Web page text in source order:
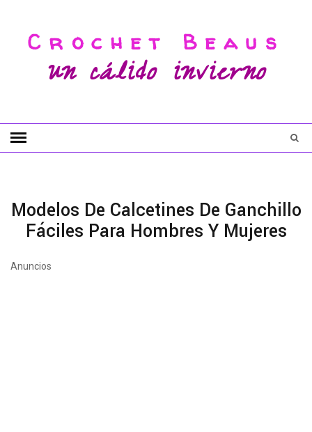
Crochet Beaus
un cálido invierno
Modelos De Calcetines De Ganchillo
Fáciles Para Hombres Y Mujeres
Anuncios